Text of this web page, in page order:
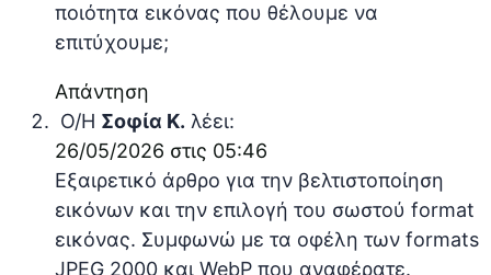
ποιότητα εικόνας που θέλουμε να
επιτύχουμε;
Απάντηση
Ο/Η Σοφία Κ. λέει:
26/05/2026 στις 05:46
Εξαιρετικό άρθρο για την βελτιστοποίηση
εικόνων και την επιλογή του σωστού format
εικόνας. Συμφωνώ με τα οφέλη των formats
JPEG 2000 και WebP που αναφέρατε.